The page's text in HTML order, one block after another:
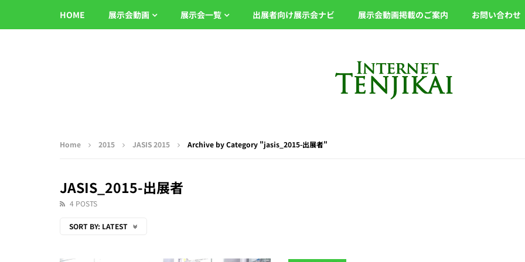
HOME 展示会動画 展示会一覧 出展者向け展示会ナビ 展示会動画掲載のご案内 お問い合わせ
Home 2015 JASIS 2015 Archive by Category "jasis_2015-出展者"
JASIS_2015-出展者
4 POSTS
SORT BY: LATEST